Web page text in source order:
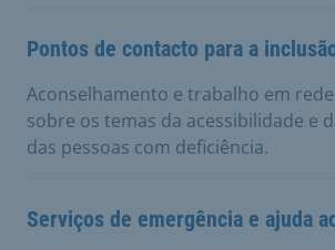
Pontos de contacto para a
Aconselhamento e trabalho em
sobre os temas da acessibilidade e
das pessoas com deficiência.
Serviços de emergência e ajuda